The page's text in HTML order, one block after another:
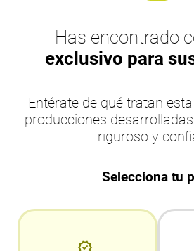
Has encontrado
exclusivo para
Entérate de qué tratan
producciones
riguroso y
Selecciona tu